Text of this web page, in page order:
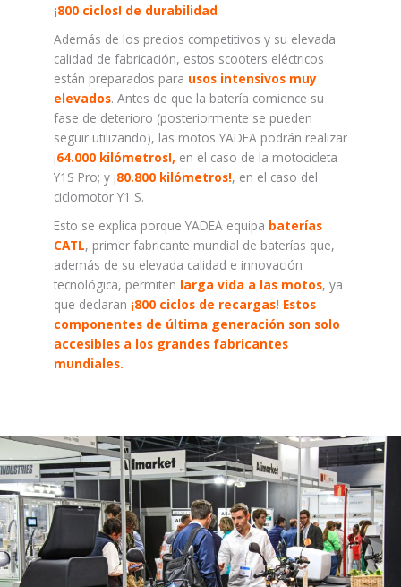
¡800 ciclos! de durabilidad
Además de los precios competitivos y su elevada
calidad de fabricación, estos scooters eléctricos
están preparados para usos intensivos muy
elevados. Antes de que la batería comience su
fase de deterioro (posteriormente se pueden
seguir utilizando), las motos YADEA podrán realizar
¡64.000 kilómetros!, en el caso de la motocicleta
Y1S Pro; y ¡80.800 kilómetros!, en el caso del
ciclomotor Y1 S.
Esto se explica porque YADEA equipa baterías
CATL, primer fabricante mundial de baterías que,
además de su elevada calidad e innovación
tecnológica, permiten larga vida a las motos, ya
que declaran ¡800 ciclos de recargas! Estos
componentes de última generación son solo
accesibles a los grandes fabricantes
mundiales.